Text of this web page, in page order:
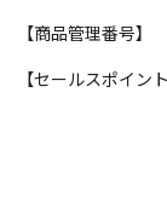
【商品管理番号】
【セールスポイント